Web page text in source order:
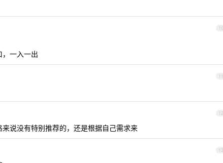
10
一入一出
11
12
说没有特别推荐的，还是根据自己需求来
13